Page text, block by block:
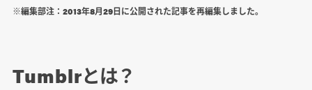
※編集部注：2013年8月29日に公開された記事を再編集しました。
Tumblrとは？